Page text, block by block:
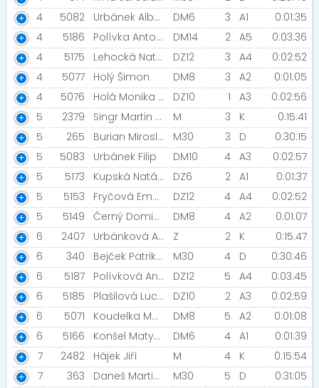
4
5082 Urbánek Albert DM6 3 A1
0:01:35
4
5186 Polívka Antonín DM14 2 A5
0:03:36
4
5175 Lehocká Natálie DZ12 3 A4
0:02:52
4
5077 Holý Šimon DM8 3 A2
0:01:05
4
5076 Holá Monika [Moravská Slavia] DZ10 1 A3
0:02:56
5
2379 Singr Martin [SKP Nymburk] M 3 K
0:15:41
5
265 Burian Miroslav [CEPro Team ] M30 3 D
0:30:15
5
5083 Urbánek Filip DM10 4 A3
0:02:57
5
5173 Kupská Natálie DZ6 2 A1
0:01:37
5
5153 Fryčová Emma DZ12 4 A4
0:02:52
5
5149 Černý Dominik [Orel Vyškov Spartans Vyškov ] DM8 4 A2
0:01:07
6
2407 Urbánková Alfery Hana [AC Moravská Slavia Brno] Z 2 K
0:15:47
6
340 Bejček Patrik [BKB] M30 4 D
0:30:46
6
5187 Polívková Anna DZ12 5 A4
0:03:45
6
5185 Plašilová Lucie DZ10 2 A3
0:02:59
6
5071 Koudelka Martin [Nesovice] DM8 5 A2
0:01:08
6
5166 Konšel Matyáš DM6 4 A1
0:01:39
7
2482 Hájek Jiří M 4 K
0:15:54
7
363 Daneš Martin [Rozběháme Břeclav] M30 5 D
0:31:05